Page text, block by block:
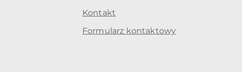
Kontakt
Formularz kontaktowy